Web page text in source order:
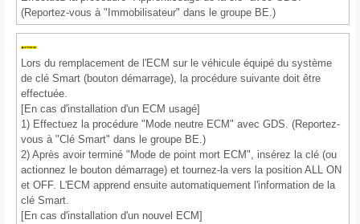
(Reportez-vous à "Immobilisateur" dans le groupe BE.)
Lors du remplacement de l'ECM sur le véhicule équipé du système
de clé Smart (bouton démarrage), la procédure suivante doit être
effectuée.
[En cas d'installation d'un ECM usagé]
1) Effectuez la procédure "Mode neutre ECM" avec GDS. (Reportez-
vous à "Clé Smart" dans le groupe BE.)
2) Après avoir terminé "Mode de point mort ECM", insérez la clé (ou
actionnez le bouton démarrage) et tournez-la vers la position ALL ON
et OFF. L'ECM apprend ensuite automatiquement l'information de la
clé Smart.
[En cas d'installation d'un nouvel ECM]